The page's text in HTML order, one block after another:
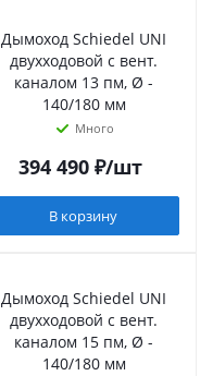
Дымоход Schiedel UNI
двухходовой с вент.
каналом 13 пм, Ø -
140/180 мм
Много
394 490₽/шт
В корзину
Дымоход Schiedel UNI
двухходовой с вент.
каналом 15 пм, Ø -
140/180 мм